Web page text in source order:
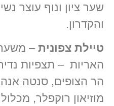
שער ציון ונוף עוצר
והקדרון.
טיילת צפונית –
האריות – תצפיות
הר הצופים, סנטה
מוזיאון רוקפלר,